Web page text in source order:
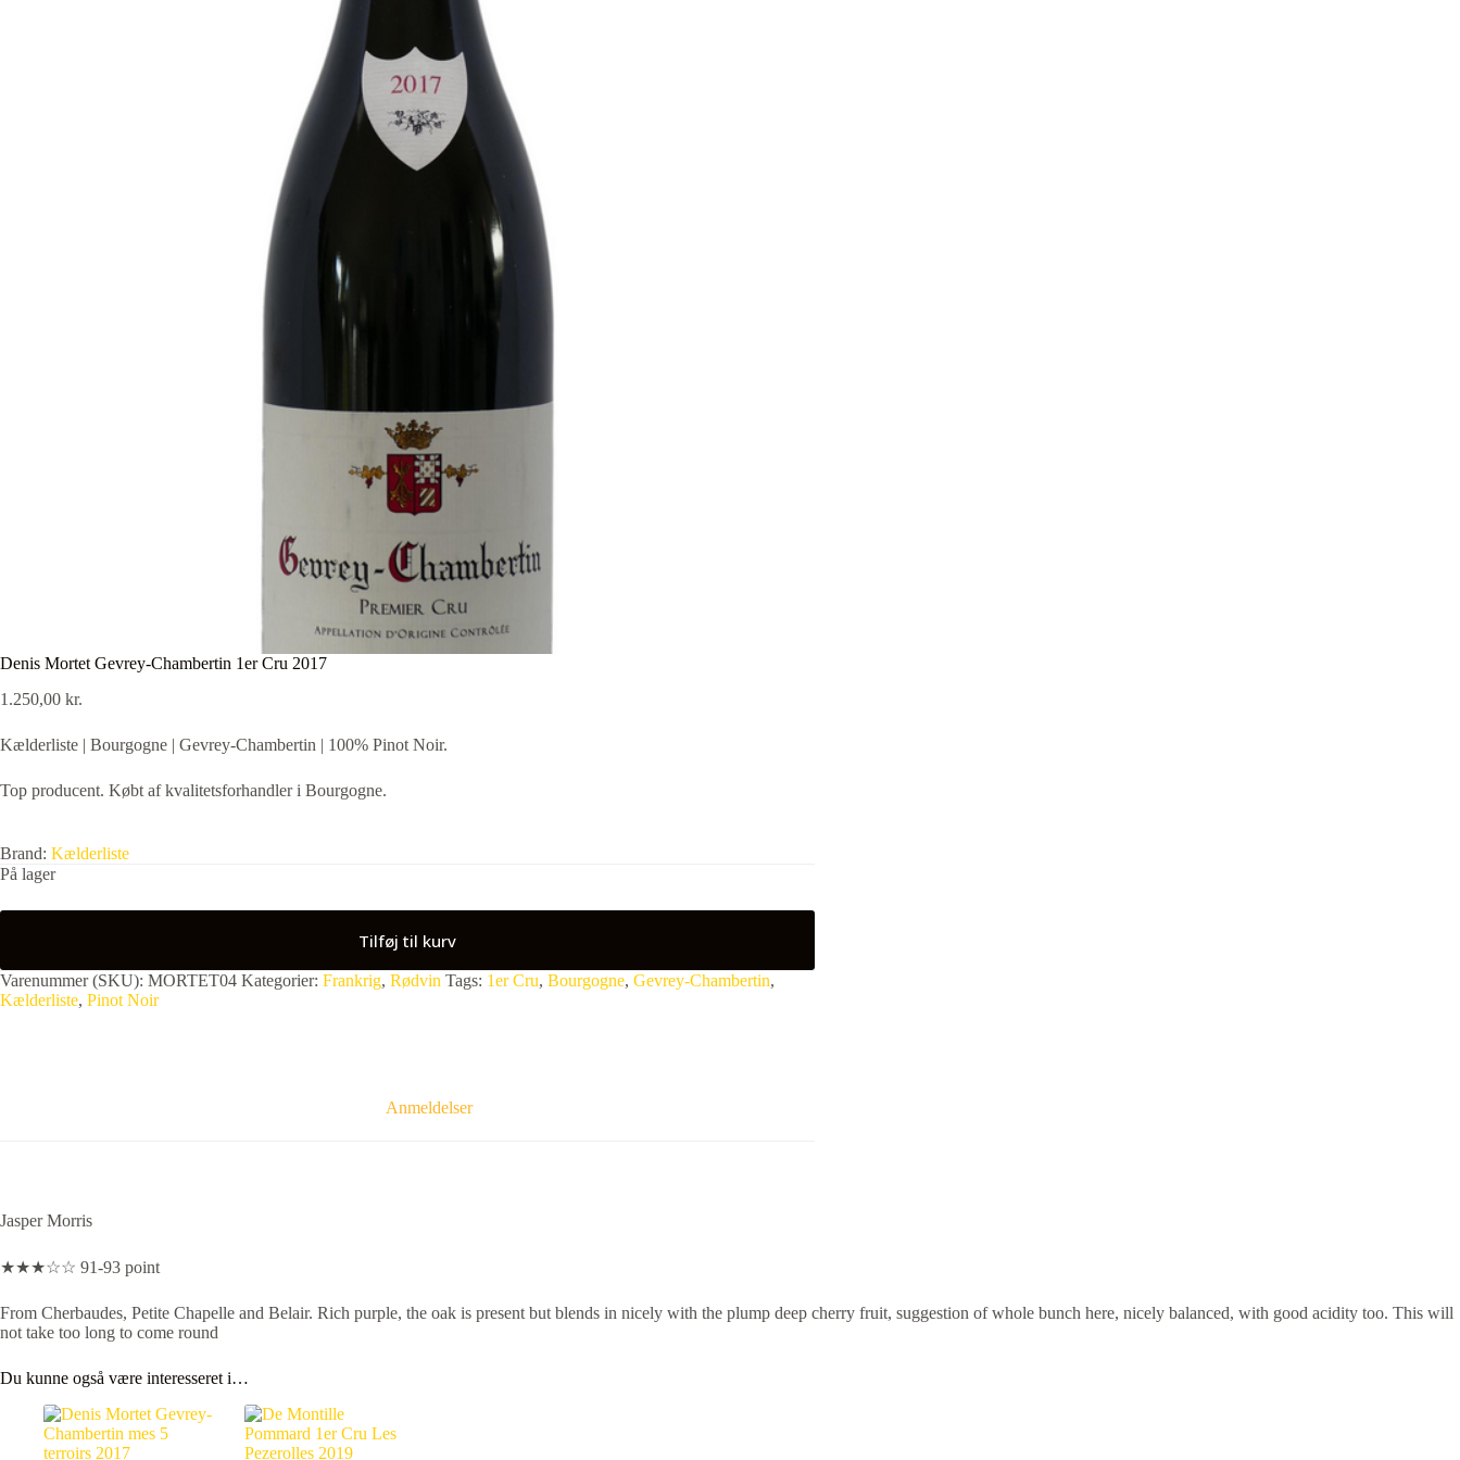
Denis Mortet Gevrey-Chambertin 1er Cru 2017
1.250,00 kr.
Kælderliste | Bourgogne | Gevrey-Chambertin | 100% Pinot Noir.
Top producent. Købt af kvalitetsforhandler i Bourgogne.
Brand: Kælderliste
På lager
Tilføj til kurv
Varenummer (SKU): MORTET04 Kategorier: Frankrig, Rødvin Tags: 1er Cru, Bourgogne, Gevrey-Chambertin,
Kælderliste, Pinot Noir
Anmeldelser
Jasper Morris
★★★☆☆ 91-93 point
From Cherbaudes, Petite Chapelle and Belair. Rich purple, the oak is present but blends in nicely with the plump deep cherry fruit, suggestion of whole bunch here, nicely balanced, with good acidity too. This will
not take too long to come round
Du kunne også være interesseret i…